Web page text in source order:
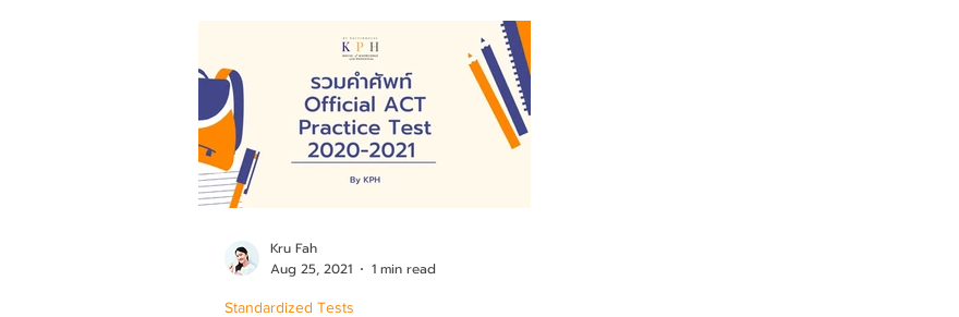
Standardized Tests
Kru Fah
Aug 25, 2021
1 min read